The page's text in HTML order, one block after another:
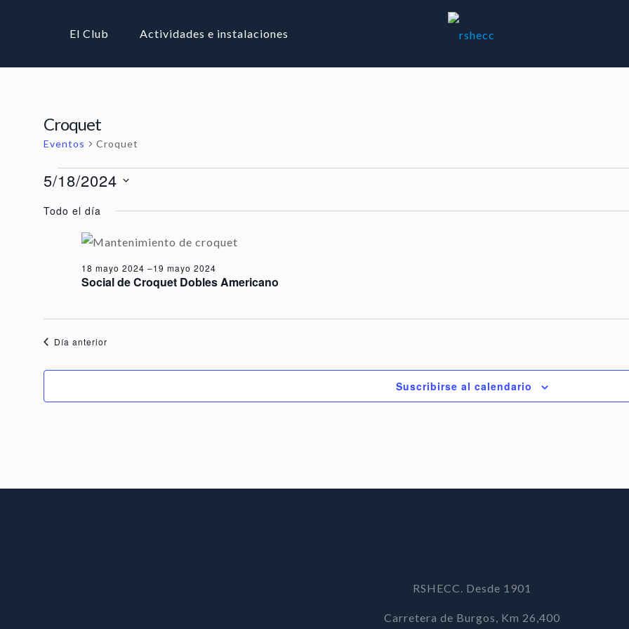
El Club Actividades e instalaciones
Croquet
Eventos Croquet
Eventos en 18 mayo 2024
5/18/2024
la
Todo el día
Social de Croquet Dobles Americano
18 mayo 2024 –19 mayo 2024
Día anterior
Suscribirse al calendario
RSHECC. Desde 1901
Carretera de Burgos, Km 26,400